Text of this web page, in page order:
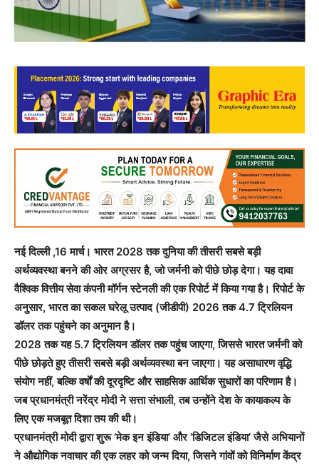
नई दिल्ली ,16 मार्च। भारत 2028 तक दुनिया की तीसरी सबसे बड़ी
अर्थव्यवस्था बनने की ओर अग्रसर है, जो जर्मनी को पीछे छोड़ देगा। यह दावा
वैश्विक वित्तीय सेवा कंपनी मॉर्गन स्टेनली की एक रिपोर्ट में किया गया है। रिपोर्ट के
अनुसार, भारत का सकल घरेलू उत्पाद (जीडीपी) 2026 तक 4.7 ट्रिलियन
डॉलर तक पहुंचने का अनुमान है।
2028 तक यह 5.7 ट्रिलियन डॉलर तक पहुंच जाएगा, जिससे भारत जर्मनी को
पीछे छोड़ते हुए तीसरी सबसे बड़ी अर्थव्यवस्था बन जाएगा। यह असाधारण वृद्धि
संयोग नहीं, बल्कि वर्षों की दूरदृष्टि और साहसिक आर्थिक सुधारों का परिणाम है।
जब प्रधानमंत्री नरेंद्र मोदी ने सत्ता संभाली, तब उन्होंने देश के कायाकल्प के
लिए एक मजबूत दिशा तय की थी।
प्रधानमंत्री मोदी द्वारा शुरू ‘मेक इन इंडिया’ और ‘डिजिटल इंडिया’ जैसे अभियानों
ने औद्योगिक नवाचार की एक लहर को जन्म दिया, जिसने गांवों को विनिर्माण केंद्र